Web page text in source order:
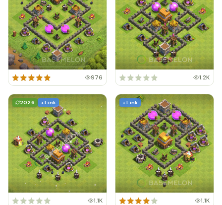
976 1.2K
2026 + Link
1.1K
+ Link
1.1K